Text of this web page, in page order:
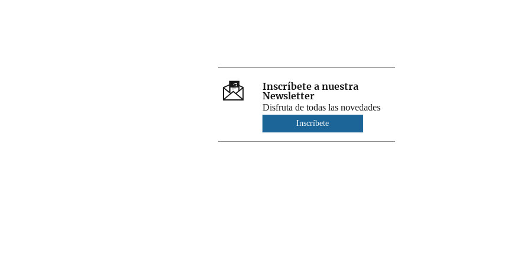
Inscríbete a nuestra
Newsletter
Disfruta de todas las novedades
Inscríbete